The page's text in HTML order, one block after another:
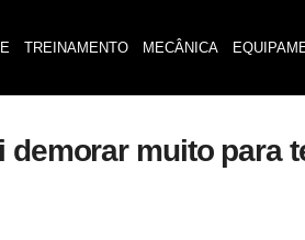
TREINAMENTO MECÂNICA
muito para